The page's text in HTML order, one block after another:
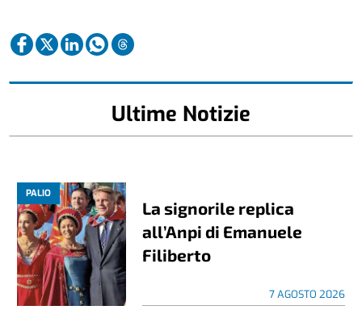
Ultime Notizie
PALIO
La signorile replica
all’Anpi di Emanuele
Filiberto
7 AGOSTO 2026